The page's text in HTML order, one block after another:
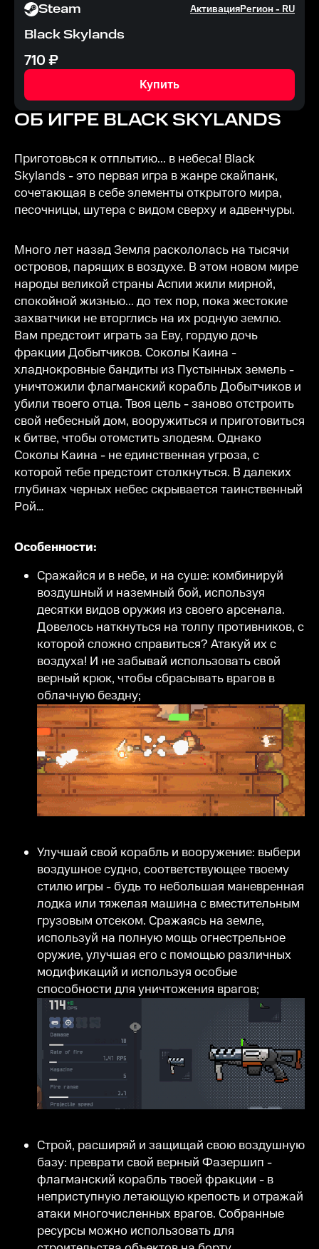
Steam АктивацияРегион -RU
Black Skylands
710₽
Купить
ОБ ИГРЕ BLACK SKYLANDS
Приготовься к отплытию... в небеса! Black
Skylands - это первая игра в жанре скайпанк,
сочетающая в себе элементы открытого мира,
песочницы, шутера с видом сверху и адвенчуры.
Много лет назад Земля раскололась на тысячи
островов, парящих в воздухе. В этом новом мире
народы великой страны Аспии жили мирной,
спокойной жизнью... до тех пор, пока жестокие
захватчики не вторглись на их родную землю.
Вам предстоит играть за Еву, гордую дочь
фракции Добытчиков. Соколы Каина -
хладнокровные бандиты из Пустынных земель -
уничтожили флагманский корабль Добытчиков и
убили твоего отца. Твоя цель - заново отстроить
свой небесный дом, вооружиться и приготовиться
к битве, чтобы отомстить злодеям. Однако
Соколы Каина - не единственная угроза, с
которой тебе предстоит столкнуться. В далеких
глубинах черных небес скрывается таинственный
Рой…
Особенности:
Сражайся и в небе, и на суше: комбинируй
воздушный и наземный бой, используя
десятки видов оружия из своего арсенала.
Довелось наткнуться на толпу противников, с
которой сложно справиться? Атакуй их с
воздуха! И не забывай использовать свой
верный крюк, чтобы сбрасывать врагов в
облачную бездну;
Улучшай свой корабль и вооружение: выбери
воздушное судно, соответствующее твоему
стилю игры - будь то небольшая маневренная
лодка или тяжелая машина с вместительным
грузовым отсеком. Сражаясь на земле,
используй на полную мощь огнестрельное
оружие, улучшая его с помощью различных
модификаций и используя особые
способности для уничтожения врагов;
Строй, расширяй и защищай свою воздушную
базу: преврати свой верный Фазершип -
флагманский корабль твоей фракции - в
неприступную летающую крепость и отражай
атаки многочисленных врагов. Собранные
ресурсы можно использовать для